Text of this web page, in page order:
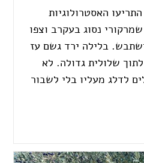
האסטרולוגיות
נסוג בעקרב וצפו
בלילה ירד גשם עז
שלולית גדולה. לא
לדלג מעליו בלי לשבור